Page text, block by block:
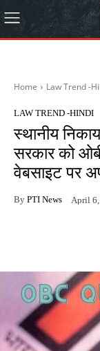
Home Law Trend -
LAW TREND -HINDI
स्थानीय
सरकार को
वेबसाइट पर
By PTI News April